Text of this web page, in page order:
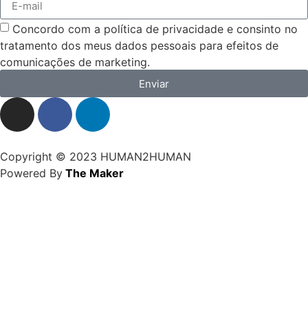
Concordo com a política de privacidade e consinto no
tratamento dos meus dados pessoais para efeitos de
comunicações de marketing.
Enviar
Copyright © 2023 HUMAN2HUMAN
Powered By The Maker